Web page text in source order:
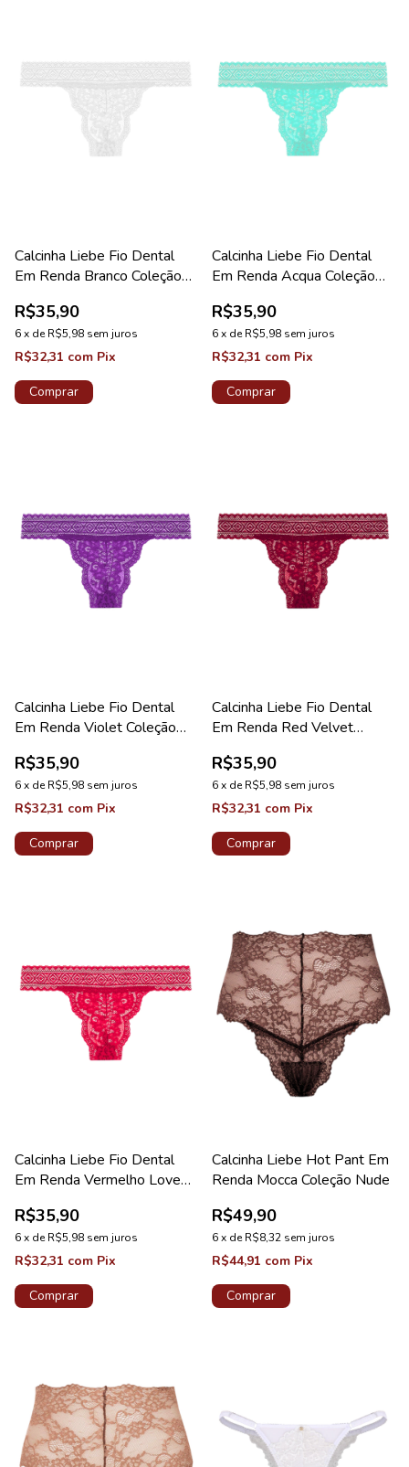
Calcinha Liebe Fio Dental
Em Renda Branco Coleção
R$35,90
6x deR$5,98 sem juros
R$32,31 com Pix
Comprar
Calcinha Liebe Fio Dental
Em Renda Acqua Coleção
R$35,90
6x deR$5,98 sem juros
R$32,31 com Pix
Comprar
Calcinha Liebe Fio Dental
Em Renda Violet Coleção
R$35,90
6x deR$5,98 sem juros
R$32,31 com Pix
Comprar
Calcinha Liebe Fio Dental
Em Renda Red Velvet
R$35,90
6x deR$5,98 sem juros
R$32,31 com Pix
Comprar
Calcinha Liebe Fio Dental
Em Renda Vermelho Love
R$35,90
6x deR$5,98 sem juros
R$32,31 com Pix
Comprar
Calcinha Liebe Hot Pant Em
Renda Mocca Coleção Nude
R$49,90
6x deR$8,32 sem juros
R$44,91 com Pix
Comprar